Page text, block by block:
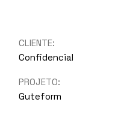
CLIENTE:
Confidencial
PROJETO:
Guteform